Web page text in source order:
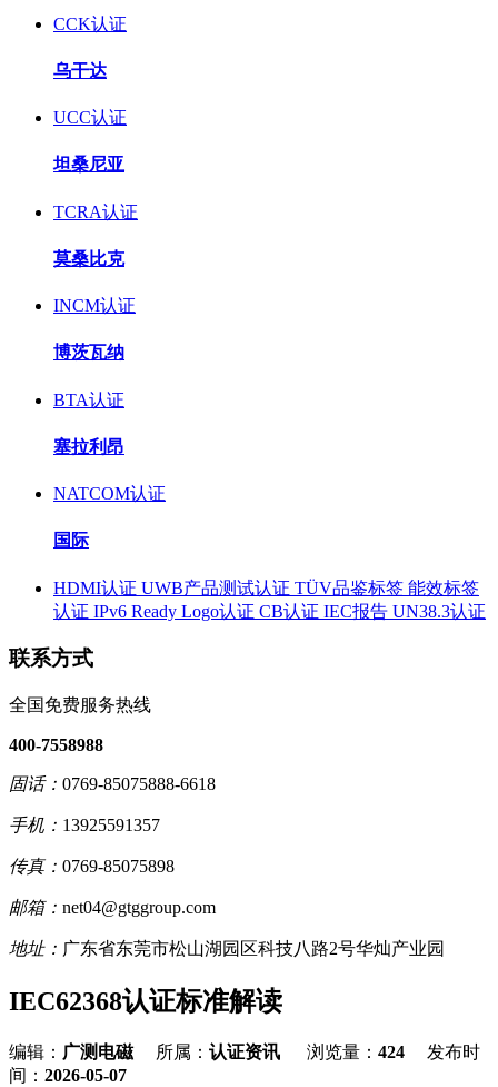
CCK认证
乌干达
UCC认证
坦桑尼亚
TCRA认证
莫桑比克
INCM认证
博茨瓦纳
BTA认证
塞拉利昂
NATCOM认证
国际
HDMI认证 UWB产品测试认证 TÜV品鉴标签 能效标签
认证 IPv6 Ready Logo认证 CB认证 IEC报告 UN38.3认证
联系方式
全国免费服务热线
400-7558988
固话： 0769-85075888-6618
手机： 13925591357
传真： 0769-85075898
邮箱： net04@gtggroup.com
地址： 广东省东莞市松山湖园区科技八路2号华灿产业园
IEC62368认证标准解读
编辑： 广测电磁所属： 认证资讯 浏览量： 424 发布时
间： 2026-05-07